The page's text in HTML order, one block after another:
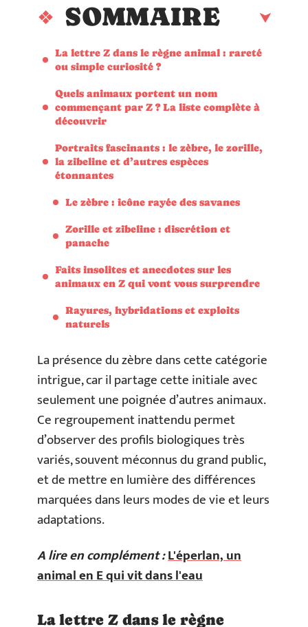
SOMMAIRE
La lettre Z dans le règne animal : rareté
ou simple curiosité ?
Quels animaux portent un nom
commençant par Z ? La liste complète à
découvrir
Portraits fascinants : le zèbre, le zorille,
la zibeline et d’autres espèces
étonnantes
Le zèbre : icône rayée des savanes
Zorille et zibeline : discrétion et
panache
Faits insolites et anecdotes sur les
animaux en Z qui vont vous surprendre
Rayures, hybridations et exploits
naturels
La présence du zèbre dans cette catégorie
intrigue, car il partage cette initiale avec
seulement une poignée d’autres animaux.
Ce regroupement inattendu permet
d’observer des profils biologiques très
variés, souvent méconnus du grand public,
et de mettre en lumière des différences
marquées dans leurs modes de vie et leurs
adaptations.
A lire en complément :L'éperlan, un
animal en E qui vit dans l'eau
La lettre Z dans le règne